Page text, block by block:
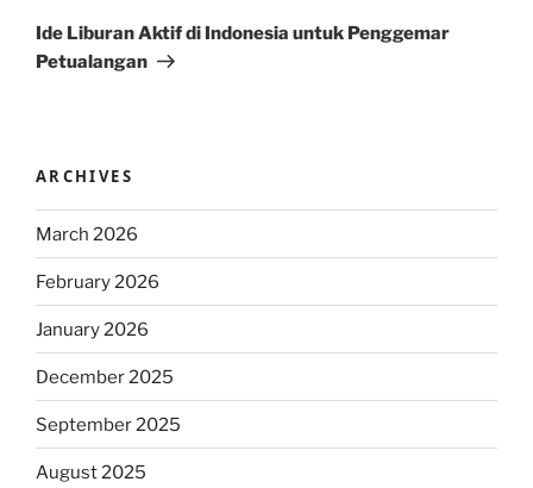
Post
Ide Liburan Aktif di Indonesia untuk Penggemar
Petualangan
ARCHIVES
March 2026
February 2026
January 2026
December 2025
September 2025
August 2025